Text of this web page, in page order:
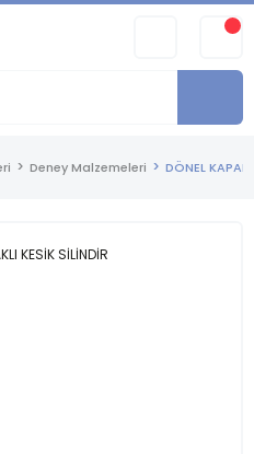
Deney Malzemeleri DÖNEL